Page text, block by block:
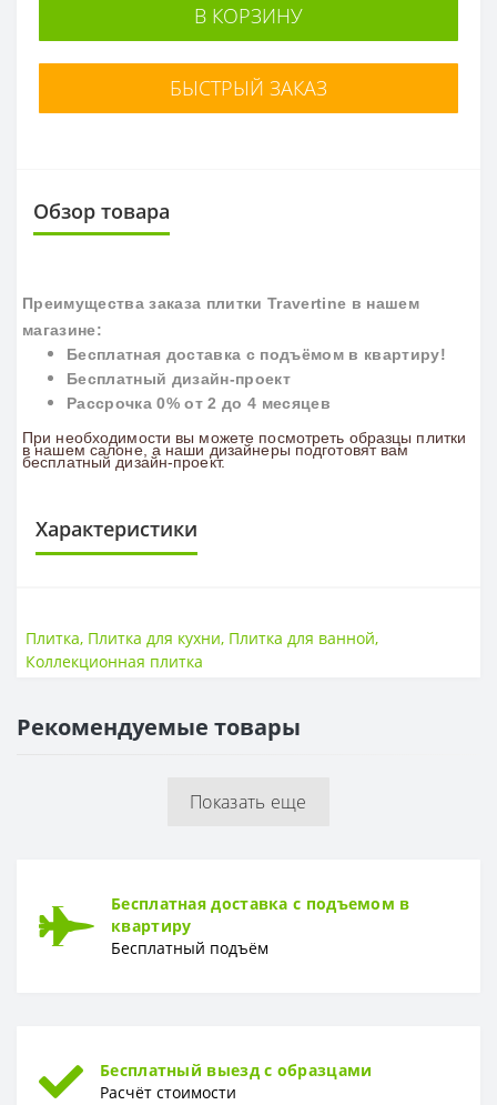
В КОРЗИНУ
БЫСТРЫЙ ЗАКАЗ
Обзор товара
Преимущества заказа плиткиTravertine в нашем
магазине:
Бесплатная доставка с подъёмом в квартиру!
Бесплатный дизайн-проект
Рассрочка 0% от 2 до 4 месяцев
При необходимости вы можете посмотреть образцы плитки
в нашем салоне, а наши дизайнеры подготовят вам
бесплатный дизайн-проект.
Характеристики
Поверхность
Размер
Плитка, Плитка для кухни, Плитка для ванной,
Коллекционная плитка
Рекомендуемые товары
Показать еще
Бесплатная доставка с подъемом в
квартиру
Бесплатный подъём
Бесплатный выезд с образцами
Расчёт стоимости